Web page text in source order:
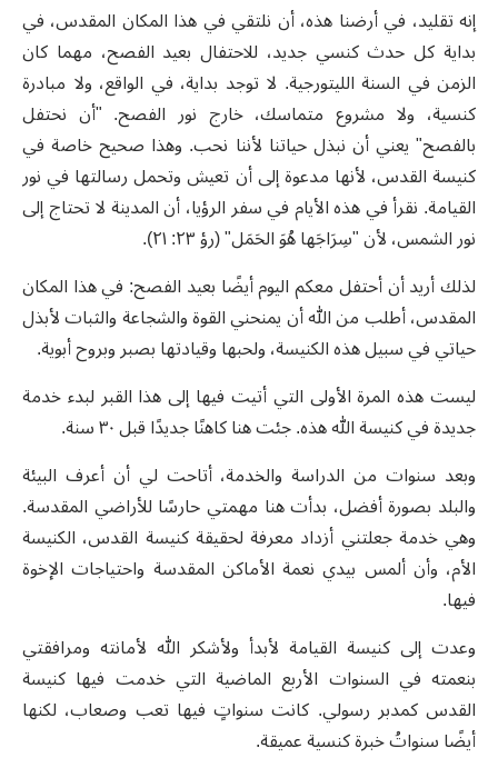
إنه تقليد، في أرضنا هذه، أن نلتقي في هذا المكان المقدس، في
بداية كل حدث كنسي جديد، للاحتفال بعيد الفصح، مهما كان
الزمن في السنة الليتورجية. لا توجد بداية، في الواقع، ولا مبادرة
كنسية، ولا مشروع متماسك، خارج نور الفصح. "أن نحتفل
بالفصح" يعني أن نبذل حياتنا لأننا نحب. وهذا صحيح خاصة في
كنيسة القدس، لأنها مدعوة إلى أن تعيش وتحمل رسالتها في نور
القيامة. نقرأ في هذه الأيام في سفر الرؤيا، أن المدينة لا تحتاج إلى
نور الشمس، لأن "سِرَاجَها هُوَ الحَمَل" (رؤ ٢٣: ٢١).
لذلك أريد أن أحتفل معكم اليوم أيضًا بعيد الفصح: في هذا المكان
المقدس، أطلب من الله أن يمنحني القوة والشجاعة والثبات لأبذل
حياتي في سبيل هذه الكنيسة، ولحبها وقيادتها بصبر وبروح أبوية.
ليست هذه المرة الأولى التي أتيت فيها إلى هذا القبر لبدء خدمة
جديدة في كنيسة الله هذه. جئت هنا كاهنًا جديدًا قبل ٣٠ سنة.
وبعد سنوات من الدراسة والخدمة، أتاحت لي أن أعرف البيئة
والبلد بصورة أفضل، بدأت هنا مهمتي حارسًا للأراضي المقدسة.
وهي خدمة جعلتني أزداد معرفة لحقيقة كنيسة القدس، الكنيسة
الأم، وأن ألمس بيدي نعمة الأماكن المقدسة واحتياجات الإخوة
فيها.
وعدت إلى كنيسة القيامة لأبدأ ولأشكر الله لأمانته ومرافقتي
بنعمته في السنوات الأربع الماضية التي خدمت فيها كنيسة
القدس كمدبر رسولي. كانت سنواتٍ فيها تعب وصعاب، لكنها
أيضًا سنواتُ خبرة كنسية عميقة.